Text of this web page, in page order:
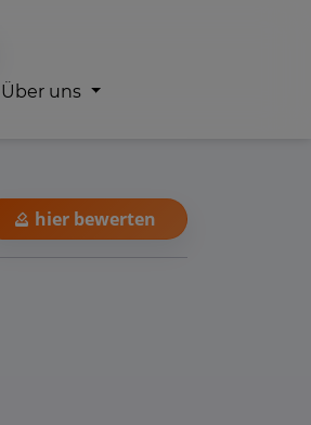
Über uns
hier bewerten